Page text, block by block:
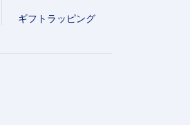
ギフトラッピング